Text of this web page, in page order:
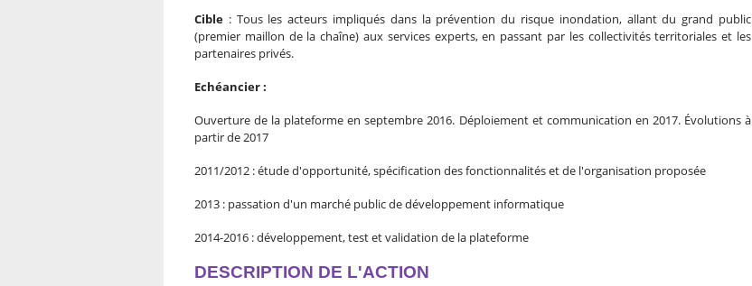
Cible : Tous les acteurs impliqués dans la prévention du risque inondation, allant du grand public
(premier maillon de la chaîne) aux services experts, en passant par les collectivités territoriales et les
partenaires privés.
Echéancier :
Ouverture de la plateforme en septembre 2016. Déploiement et communication en 2017. Évolutions à
partir de 2017
2011/2012 : étude d'opportunité, spécification des fonctionnalités et de l'organisation proposée
2013 : passation d'un marché public de développement informatique
2014-2016 : développement, test et validation de la plateforme
DESCRIPTION DE L'ACTION